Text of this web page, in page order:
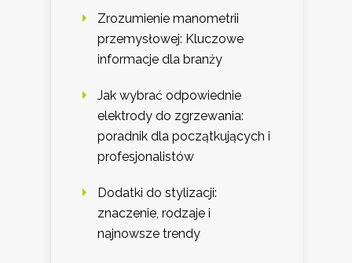
Zrozumienie manometrii
przemysłowej: Kluczowe
informacje dla branży
Jak wybrać odpowiednie
elektrody do zgrzewania:
poradnik dla początkujących i
profesjonalistów
Dodatki do stylizacji:
znaczenie, rodzaje i
najnowsze trendy